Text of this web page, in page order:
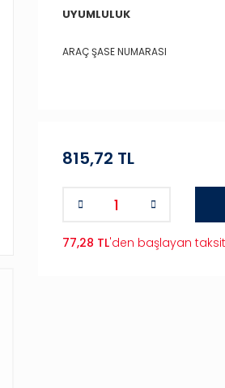
UYUMLULUK
ARAÇ ŞASE NUMARASI
815,72 TL
77,28 TL'den başlayan